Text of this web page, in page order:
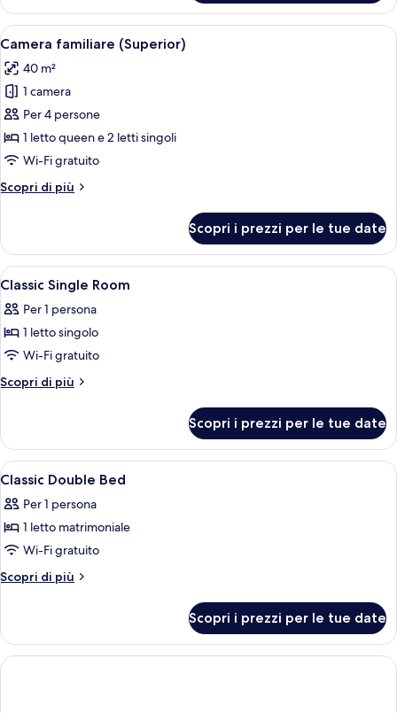
Classic
Apri
tutte
le
foto
per
Camera
familiare
Una camera d'albergo moderna con
8
Camera familiare (Superior)
40 m²
1 camera
Per 4 persone
1 letto queen e 2 letti singoli
Wi-Fi gratuito
Scopri di più
Altri
familiare
(Superior)
Scopri i prezzi per le tue date
Apri
tutte
le
foto
per
Classic
Una camera d'albergo con un letto,
5
Classic Single Room
Per 1 persona
1 letto singolo
Wi-Fi gratuito
Scopri di più
Altri
Single
Room
Scopri i prezzi per le tue date
Apri
tutte
le
foto
per
Classic
Una camera d'albergo con un letto,
13
Classic Double Bed
Per 1 persona
1 letto matrimoniale
Wi-Fi gratuito
Scopri di più
Altri
Double
Bed
Scopri i prezzi per le tue date